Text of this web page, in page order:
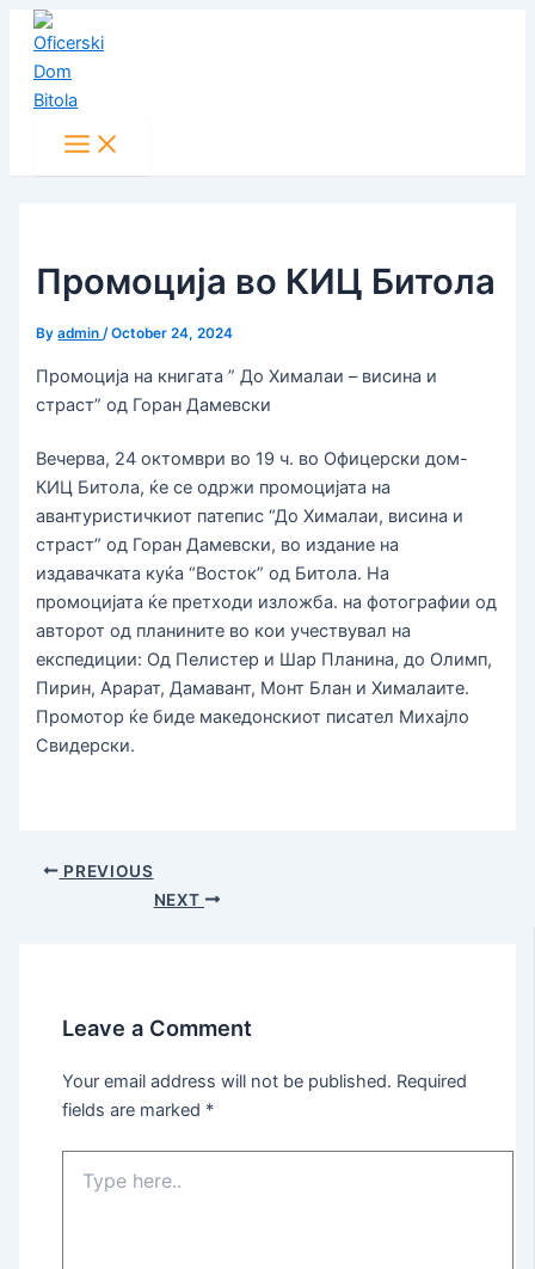
Skip
content
Промоција во КИЦ Битола
Byadmin/October 24, 2024
Промоција на книгата ” До Хималаи – висина и
страст” од Горан Дамевски
Вечерва, 24 октомври во 19 ч. во Офицерски дом-
КИЦ Битола, ќе се одржи промоцијата на
авантуристичкиот патепис “До Хималаи, висина и
страст” од Горан Дамевски, во издание на
издавачката куќа “Восток” од Битола. На
промоцијата ќе претходи изложба. на фотографии од
авторот од планините во кои учествувал на
експедиции: Од Пелистер и Шар Планина, до Олимп,
Пирин, Арарат, Дамавант, Монт Блан и Хималаите.
Промотор ќе биде македонскиот писател Михајло
Свидерски.
Post
navigation
PREVIOUS
NEXT
Leave a Comment
Your email address will not be published. Required
fields are marked *
here..